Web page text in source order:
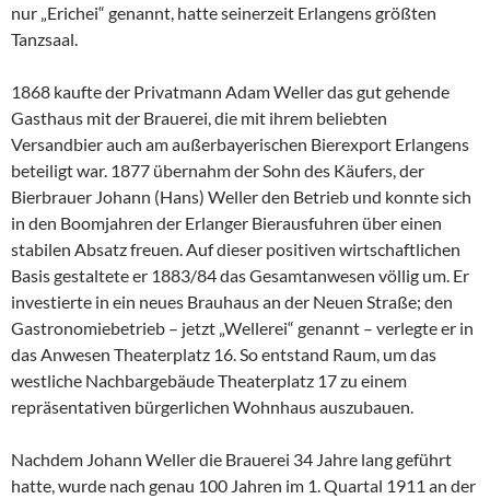
nur „Erichei“ genannt, hatte seinerzeit Erlangens größten
Tanzsaal.
1868 kaufte der Privatmann Adam Weller das gut gehende
Gasthaus mit der Brauerei, die mit ihrem beliebten
Versandbier auch am außerbayerischen Bierexport Erlangens
beteiligt war. 1877 übernahm der Sohn des Käufers, der
Bierbrauer Johann (Hans) Weller den Betrieb und konnte sich
in den Boomjahren der Erlanger Bierausfuhren über einen
stabilen Absatz freuen. Auf dieser positiven wirtschaftlichen
Basis gestaltete er 1883/84 das Gesamtanwesen völlig um. Er
investierte in ein neues Brauhaus an der Neuen Straße; den
Gastronomiebetrieb – jetzt „Wellerei“ genannt – verlegte er in
das Anwesen Theaterplatz 16. So entstand Raum, um das
westliche Nachbargebäude Theaterplatz 17 zu einem
repräsentativen bürgerlichen Wohnhaus auszubauen.
Nachdem Johann Weller die Brauerei 34 Jahre lang geführt
hatte, wurde nach genau 100 Jahren im 1. Quartal 1911 an der